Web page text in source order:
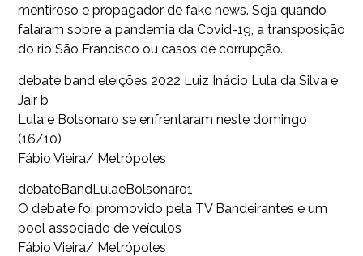
mentiroso e propagador de fake news. Seja quando
falaram sobre a pandemia da Covid-19, a transposição
do rio São Francisco ou casos de corrupção.
debate band eleições 2022 Luiz Inácio Lula da Silva e
Jair b
Lula e Bolsonaro se enfrentaram neste domingo
(16/10)
Fábio Vieira/ Metrópoles
debateBandLulaeBolsonaro1
O debate foi promovido pela TV Bandeirantes e um
pool associado de veículos
Fábio Vieira/ Metrópoles